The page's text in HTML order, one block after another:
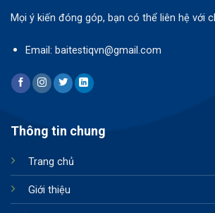
Thông tin chung
Trang chủ
Giới thiệu
Mọi ý kiến đóng góp, bạn có thể liên hệ với
Email: baitestiqvn@gmail.com